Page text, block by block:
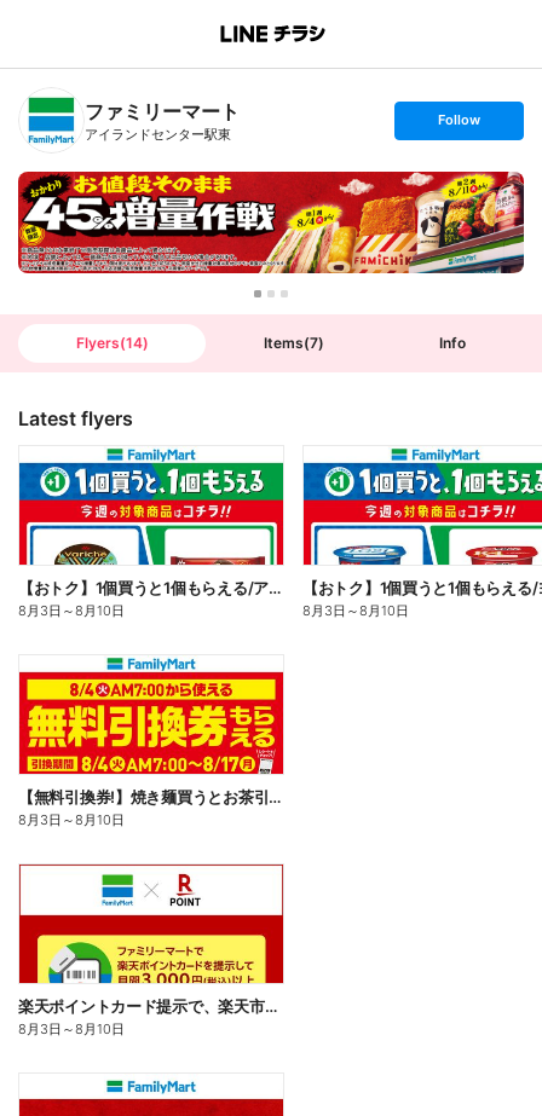
B
n
T
ファミリーマート
アイランドセンター駅東
s
t
o
l
l
o
w
Follow
Flyers(14) Items(7) Info
Latest flyers
【おトク】1個買うと1個もらえる/アイス
8月3日 ～8月10日 8月3日 ～8月10日
【無料引換券!】焼き麺買うとお茶引換券貰える!
8月3日 ～8月10日
楽天ポイントカード提示で、楽天市場でのお買い物がおトクに!
8月3日 ～8月10日